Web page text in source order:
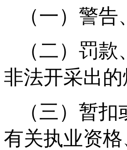
（一）警
（二）罚
非法开采出
（三）暂
有关执业资